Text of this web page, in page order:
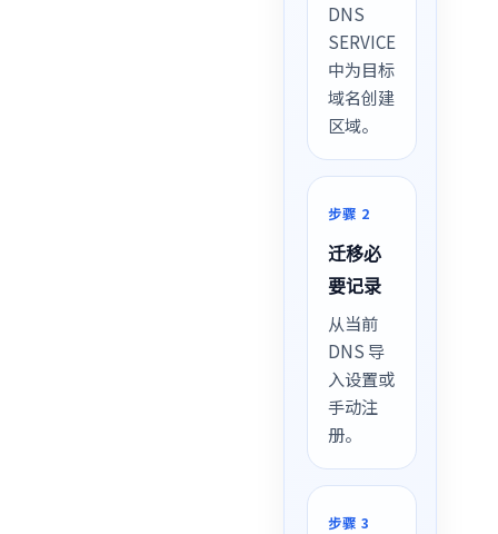
DNS
SERVICE
中为目标
域名创建
区域。
步骤 2
迁移必
要记录
从当前
DNS 导
入设置或
手动注
册。
步骤 3